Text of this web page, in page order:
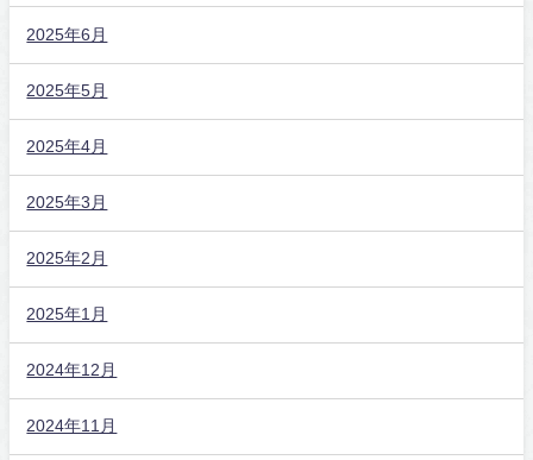
2025年6月
2025年5月
2025年4月
2025年3月
2025年2月
2025年1月
2024年12月
2024年11月